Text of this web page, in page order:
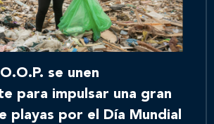
se unen
para impulsar una gran
playas por el Día Mundial